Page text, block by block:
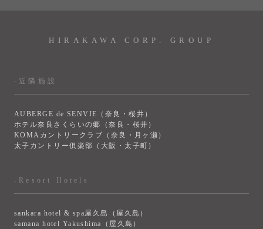
HIRAKAWA CORP. GROUP
-近隣施設
AUBERGE de SENVIE（奈良・桜井）
ホテル奈良さくらいの郷（奈良・桜井）
KOMAカントリークラブ（奈良・月ヶ瀬）
太子カントリー俱楽部（大阪・太子町）
-Resort Hotels
sankara hotel & spa屋久島（屋久島）
samana hotel Yakushima（屋久島）